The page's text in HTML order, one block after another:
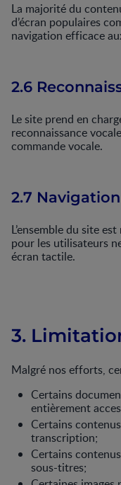
La majorité du
d’écran populaires
navigation efficace
2.6
Le site prend en
reconnaissance
commande vocale.
2.7
L’ensemble du site
pour les utilisateurs
écran tactile.
3.
Malgré nos efforts,
Certains
entièrement
Certains
transcription;
Certains
sous-titres;